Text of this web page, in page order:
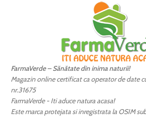
FarmaVerde – Sănătate din inima naturii!
Magazin online certificat ca operator de date
nr.31675
FarmaVerde - Iti aduce natura acasa!
Este marca protejata si inregistrata la OSIM